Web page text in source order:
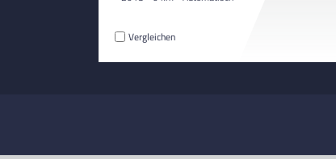
Vergleichen